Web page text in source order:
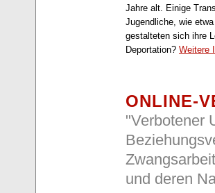
Jahre alt. Einige
Jugendliche, wie
gestalteten sich ihre
Deportation? Weitere
ONLINE-
"Verbotener
und deren